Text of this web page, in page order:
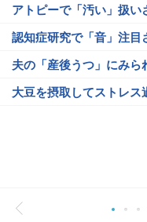
アトピーで「汚い」扱い
認知症研究で「音」注目
夫の「産後うつ」にみら
大豆を摂取してストレス